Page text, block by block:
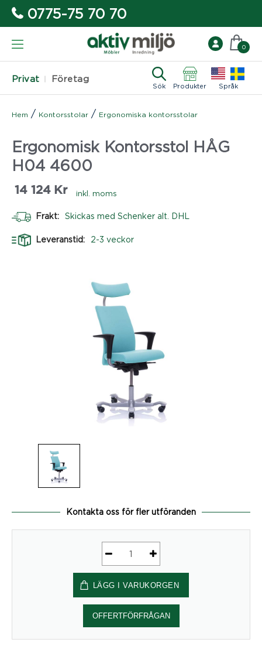
0775-75 70 70
Privat Företag
Sök Produkter Språk
0
Hem / Kontorsstolar / Ergonomiska kontorsstolar
Ergonomisk Kontorsstol HÅG
H04 4600
14 124 Kr inkl. moms
Frakt: Skickas med Schenker alt. DHL
Leveranstid: 2-3 veckor
Kontakta oss för fler utföranden
Ergonomisk
Kontorsstol
HÅG
H04
4600
mängd
LÄGG I VARUKORGEN
OFFERTFÖRFRÅGAN